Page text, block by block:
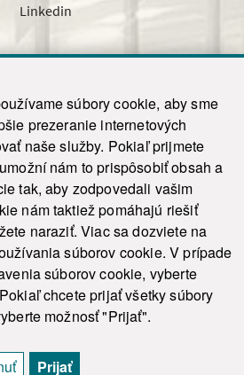
súbory cookie, aby sme
prezeranie internetových
naše služby. Pokiaľ prijmete
nám to prispôsobiť obsah a
tak, aby zodpovedali vašim
nám taktiež pomáhajú riešiť
naraziť. Viac sa dozviete na
súborov cookie. V prípade
súborov cookie, vyberte
chcete prijať všetky súbory
možnosť "Prijať".
Prijať
Linkedin
Odoslať
vyhradené. | Ochrana osobných údajov
o prístupnosti |
Admin
and the Google Privacy Policy and Terms of
Service
apply.